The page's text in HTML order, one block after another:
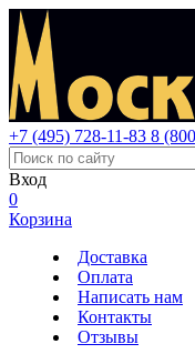
+7 (495) 728-11-83 8
Вход
0
Корзина
Доставка
Оплата
Написать нам
Контакты
Отзывы